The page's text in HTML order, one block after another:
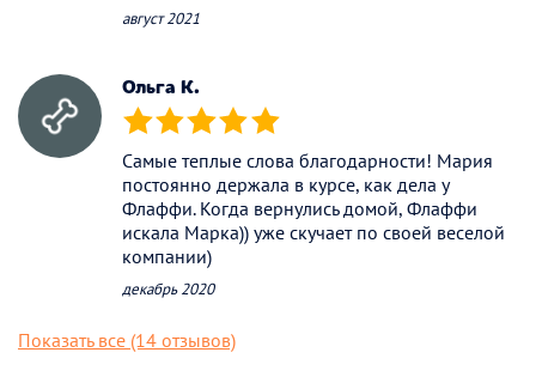
август 2021
Ольга К.
(*) (*) (*) (*) (*)
Самые теплые слова благодарности! Мария
постоянно держала в курсе, как дела у
Флаффи. Когда вернулись домой, Флаффи
искала Марка)) уже скучает по своей веселой
компании)
декабрь 2020
Показать все (14 отзывов)